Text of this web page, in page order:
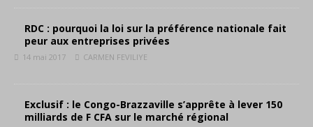
RDC : pourquoi la loi sur la préférence nationale fait
peur aux entreprises privées
14 mai 2017 CARMEN FEVILIYE
Exclusif : le Congo-Brazzaville s’apprête à lever 150
milliards de F CFA sur le marché régional